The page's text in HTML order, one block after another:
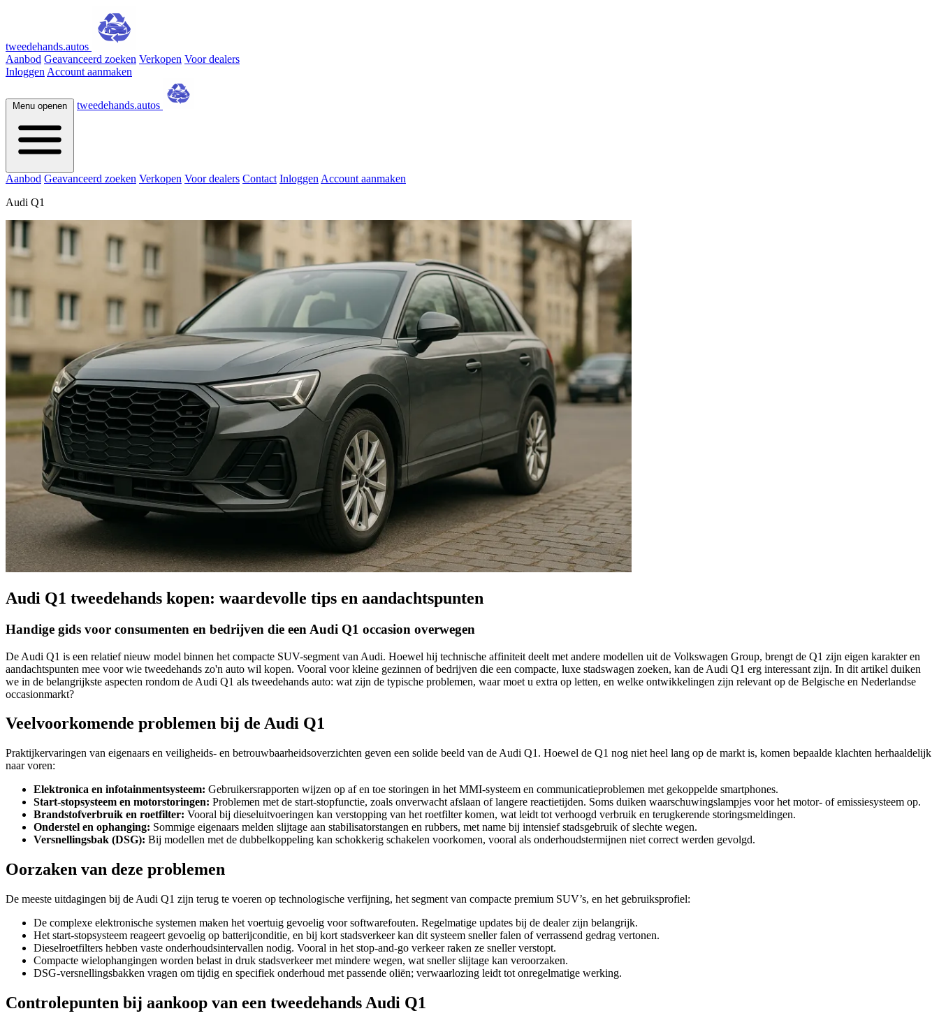
tweedehands.autos
Aanbod Geavanceerd zoeken Verkopen Voor dealers
Inloggen Account aanmaken
Menu openen tweedehands.autos
Aanbod Geavanceerd zoeken Verkopen Voor dealers Contact Inloggen Account aanmaken
Audi Q1
Audi Q1 tweedehands kopen: waardevolle tips en aandachtspunten
Handige gids voor consumenten en bedrijven die een Audi Q1 occasion overwegen
De Audi Q1 is een relatief nieuw model binnen het compacte SUV-segment van Audi. Hoewel hij technische affiniteit deelt met andere modellen uit de Volkswagen Group, brengt de Q1 zijn eigen karakter en
aandachtspunten mee voor wie tweedehands zo'n auto wil kopen. Vooral voor kleine gezinnen of bedrijven die een compacte, luxe stadswagen zoeken, kan de Audi Q1 erg interessant zijn. In dit artikel duiken
we in de belangrijkste aspecten rondom de Audi Q1 als tweedehands auto: wat zijn de typische problemen, waar moet u extra op letten, en welke ontwikkelingen zijn relevant op de Belgische en Nederlandse
occasionmarkt?
Veelvoorkomende problemen bij de Audi Q1
Praktijkervaringen van eigenaars en veiligheids- en betrouwbaarheidsoverzichten geven een solide beeld van de Audi Q1. Hoewel de Q1 nog niet heel lang op de markt is, komen bepaalde klachten herhaaldelijk
naar voren:
Elektronica en infotainmentsysteem: Gebruikersrapporten wijzen op af en toe storingen in het MMI-systeem en communicatieproblemen met gekoppelde smartphones.
Start-stopsysteem en motorstoringen: Problemen met de start-stopfunctie, zoals onverwacht afslaan of langere reactietijden. Soms duiken waarschuwingslampjes voor het motor- of emissiesysteem op.
Brandstofverbruik en roetfilter: Vooral bij dieseluitvoeringen kan verstopping van het roetfilter komen, wat leidt tot verhoogd verbruik en terugkerende storingsmeldingen.
Onderstel en ophanging: Sommige eigenaars melden slijtage aan stabilisatorstangen en rubbers, met name bij intensief stadsgebruik of slechte wegen.
Versnellingsbak (DSG): Bij modellen met de dubbelkoppeling kan schokkerig schakelen voorkomen, vooral als onderhoudstermijnen niet correct werden gevolgd.
Oorzaken van deze problemen
De meeste uitdagingen bij de Audi Q1 zijn terug te voeren op technologische verfijning, het segment van compacte premium SUV’s, en het gebruiksprofiel:
De complexe elektronische systemen maken het voertuig gevoelig voor softwarefouten. Regelmatige updates bij de dealer zijn belangrijk.
Het start-stopsysteem reageert gevoelig op batterijconditie, en bij kort stadsverkeer kan dit systeem sneller falen of verrassend gedrag vertonen.
Dieselroetfilters hebben vaste onderhoudsintervallen nodig. Vooral in het stop-and-go verkeer raken ze sneller verstopt.
Compacte wielophangingen worden belast in druk stadsverkeer met mindere wegen, wat sneller slijtage kan veroorzaken.
DSG-versnellingsbakken vragen om tijdig en specifiek onderhoud met passende oliën; verwaarlozing leidt tot onregelmatige werking.
Controlepunten bij aankoop van een tweedehands Audi Q1